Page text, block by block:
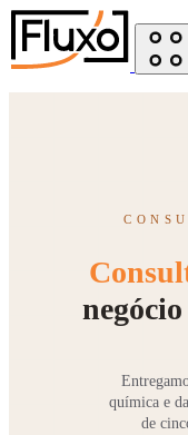
química e
de